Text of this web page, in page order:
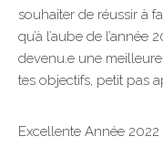
souhaiter de réussir à
qu’à l’aube de l’année
devenu.e une
tes objectifs, petit pas
Excellente Année